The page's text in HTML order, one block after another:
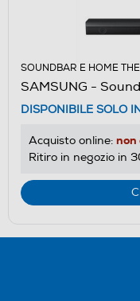
SOUNDBAR E HOME
SAMSUNG -
DISPONIBILE SOLO
Acquisto online: non
Ritiro in negozio in